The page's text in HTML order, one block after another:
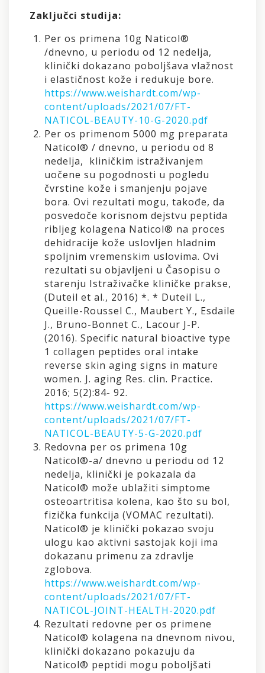
Zaključci studija:
Per os primena 10g Naticol®
/dnevno, u periodu od 12 nedelja,
klinički dokazano poboljšava vlažnost
i elastičnost kože i redukuje bore.
https://www.weishardt.com/wp-
content/uploads/2021/07/FT-
NATICOL-BEAUTY-10-G-2020.pdf
Per os primenom 5000 mg preparata
Naticol® / dnevno, u periodu od 8
nedelja, kliničkim istraživanjem
uočene su pogodnosti u pogledu
čvrstine kože i smanjenju pojave
bora. Ovi rezultati mogu, takođe, da
posvedoče korisnom dejstvu peptida
ribljeg kolagena Naticol® na proces
dehidracije kože uslovljen hladnim
spoljnim vremenskim uslovima. Ovi
rezultati su objavljeni u Časopisu o
starenju Istraživačke kliničke prakse,
(Duteil et al., 2016) *. * Duteil L.,
Queille-Roussel C., Maubert Y., Esdaile
J., Bruno-Bonnet C., Lacour J-P.
(2016). Specific natural bioactive type
1 collagen peptides oral intake
reverse skin aging signs in mature
women. J. aging Res. clin. Practice.
2016; 5(2):84- 92.
https://www.weishardt.com/wp-
content/uploads/2021/07/FT-
NATICOL-BEAUTY-5-G-2020.pdf
Redovna per os primena 10g
Naticol®-a/ dnevno u periodu od 12
nedelja, klinički je pokazala da
Naticol® može ublažiti simptome
osteoartritisa kolena, kao što su bol,
fizička funkcija (VOMAC rezultati).
Naticol® je klinički pokazao svoju
ulogu kao aktivni sastojak koji ima
dokazanu primenu za zdravlje
zglobova.
https://www.weishardt.com/wp-
content/uploads/2021/07/FT-
NATICOL-JOINT-HEALTH-2020.pdf
Rezultati redovne per os primene
Naticol® kolagena na dnevnom nivou,
klinički dokazano pokazuju da
Naticol® peptidi mogu poboljšati